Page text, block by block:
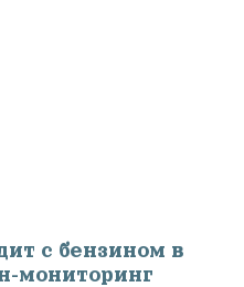
с бензином в
мониторинг